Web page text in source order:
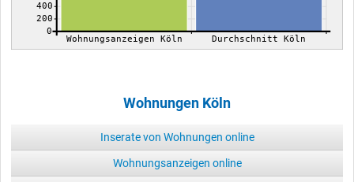
0
200
400
Wohnungsanzeigen Köln Durchschnitt Köln
Wohnungen Köln
Inserate von Wohnungen online
Wohnungsanzeigen online